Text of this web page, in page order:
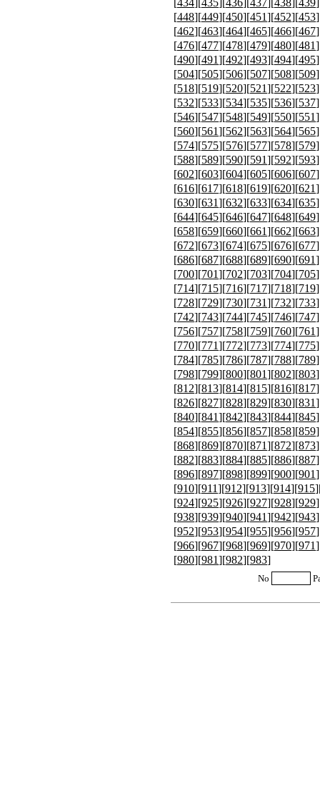
[448][449][450][451][452][453
[462][463][464][465][466][467
[476][477][478][479][480][481
[490][491][492][493][494][495
[504][505][506][507][508][509
[518][519][520][521][522][523
[532][533][534][535][536][537
[546][547][548][549][550][551
[560][561][562][563][564][565
[574][575][576][577][578][579
[588][589][590][591][592][593
[602][603][604][605][606][607
[616][617][618][619][620][621
[630][631][632][633][634][635
[644][645][646][647][648][649
[658][659][660][661][662][663
[672][673][674][675][676][677
[686][687][688][689][690][691
[700][701][702][703][704][705
[714][715][716][717][718][719
[728][729][730][731][732][733
[742][743][744][745][746][747
[756][757][758][759][760][761
[770][771][772][773][774][775
[784][785][786][787][788][789
[798][799][800][801][802][803
[812][813][814][815][816][817
[826][827][828][829][830][831
[840][841][842][843][844][845
[854][855][856][857][858][859
[868][869][870][871][872][873
[882][883][884][885][886][887
[896][897][898][899][900][901
[910][911][912][913][914][915
[924][925][926][927][928][929
[938][939][940][941][942][943
[952][953][954][955][956][957
[966][967][968][969][970][971
[980][981][982][983]
No